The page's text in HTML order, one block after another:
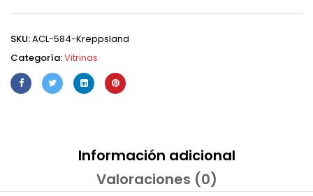
SKU:ACL-584-Kreppsland
Categoría:Vitrinas
Información adicional
Valoraciones (0)